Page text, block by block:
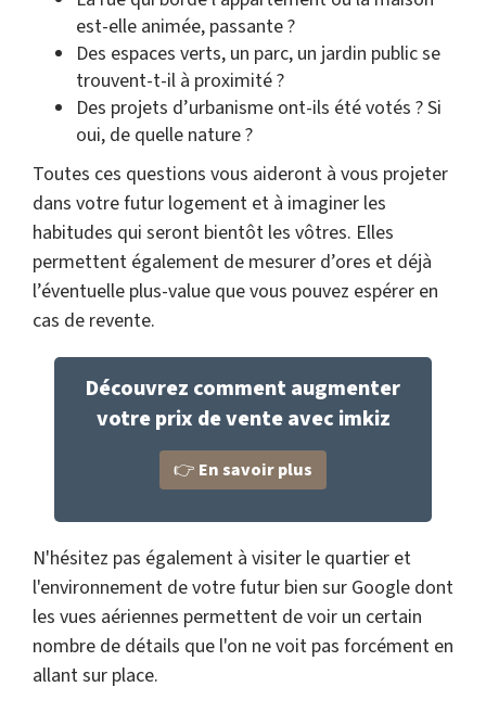
est-elle animée, passante ?
Des espaces verts, un parc, un jardin public se
trouvent-t-il à proximité ?
Des projets d’urbanisme ont-ils été votés ? Si
oui, de quelle nature ?
Toutes ces questions vous aideront à vous projeter
dans votre futur logement et à imaginer les
habitudes qui seront bientôt les vôtres. Elles
permettent également de mesurer d’ores et déjà
l’éventuelle plus-value que vous pouvez espérer en
cas de revente.
Découvrez comment augmenter
votre prix de vente avec imkiz
👉 En savoir plus
N'hésitez pas également à visiter le quartier et
l'environnement de votre futur bien sur Google dont
les vues aériennes permettent de voir un certain
nombre de détails que l'on ne voit pas forcément en
allant sur place.